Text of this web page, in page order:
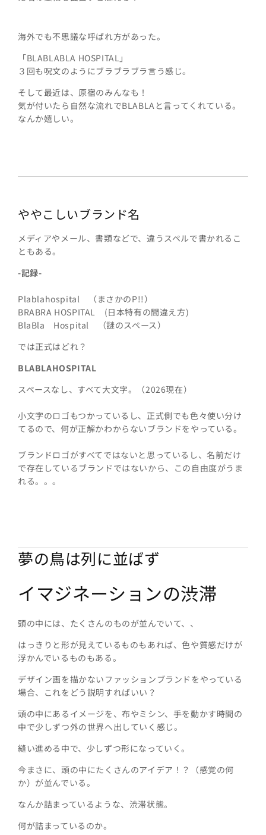
海外でも不思議な呼ばれ方があった。
「BLABLABLA HOSPITAL」
３回も呪文のようにブラブラブラ言う感じ。
そして最近は、原宿のみんなも！
気が付いたら自然な流れでBLABLAと言ってくれている。
なんか嬉しい。
ややこしいブランド名
メディアやメール、書類などで、違うスペルで書かれるこ
ともある。
-記録-
Plablahospital （まさかのP!!）
BRABRA HOSPITAL (日本特有の間違え方)
BlaBla Hospital （謎のスペース）
では正式はどれ？
BLABLAHOSPITAL
スペースなし、すべて大文字。（2026現在）
小文字のロゴもつかっているし、正式側でも色々使い分け
てるので、何が正解かわからないブランドをやっている。
ブランドロゴがすべてではないと思っているし、名前だけ
で存在しているブランドではないから、この自由度がうま
れる。。。
夢の鳥は列に並ばず
イマジネーションの渋滞
頭の中には、たくさんのものが並んでいて、、
はっきりと形が見えているものもあれば、色や質感だけが
浮かんでいるものもある。
デザイン画を描かないファッションブランドをやっている
場合、これをどう説明すればいい？
頭の中にあるイメージを、布やミシン、手を動かす時間の
中で少しずつ外の世界へ出していく感じ。
縫い進める中で、少しずつ形になっていく。
今まさに、頭の中にたくさんのアイデア！？（感覚の何
か）が並んでいる。
なんか詰まっているような、渋滞状態。
何が詰まっているのか。